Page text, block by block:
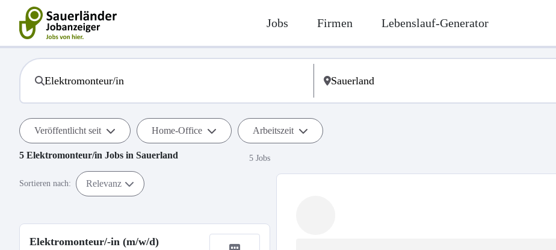
Jobs Firmen Lebenslauf-Generator
Veröffentlicht seit Home-Office Arbeitszeit
5 Elektromonteur/in Jobs in Sauerland 5 Jobs
Sortieren nach: Relevanz
Elektromonteur/-in (m/w/d)